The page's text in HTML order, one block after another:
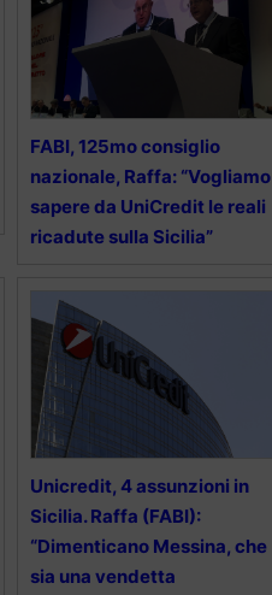
FABI, 125mo consiglio
nazionale, Raffa: “Vogliamo
sapere da UniCredit le reali
ricadute sulla Sicilia”
Unicredit, 4 assunzioni in
Sicilia. Raffa (FABI):
“Dimenticano Messina, che
sia una vendetta